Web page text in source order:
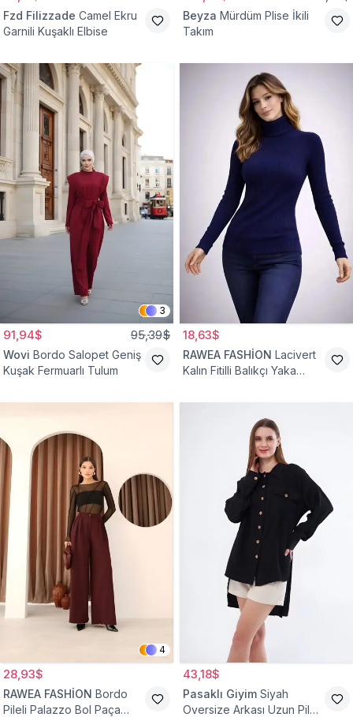
Fzd Filizzade Camel Ekru
Garnili Kuşaklı Elbise
Beyza Mürdüm Plise İkili
Takım
3
91,94$ 95,39$
Wovi Bordo Salopet Geniş
Kuşak Fermuarlı Tulum
18,63$
RAWEA FASHİON Lacivert
Kalın Fitilli Balıkçı Yaka
4
28,93$
RAWEA FASHİON Bordo
Pileli Palazzo Bol Paça
43,18$
Pasaklı Giyim Siyah
Oversize Arkası Uzun Pileli